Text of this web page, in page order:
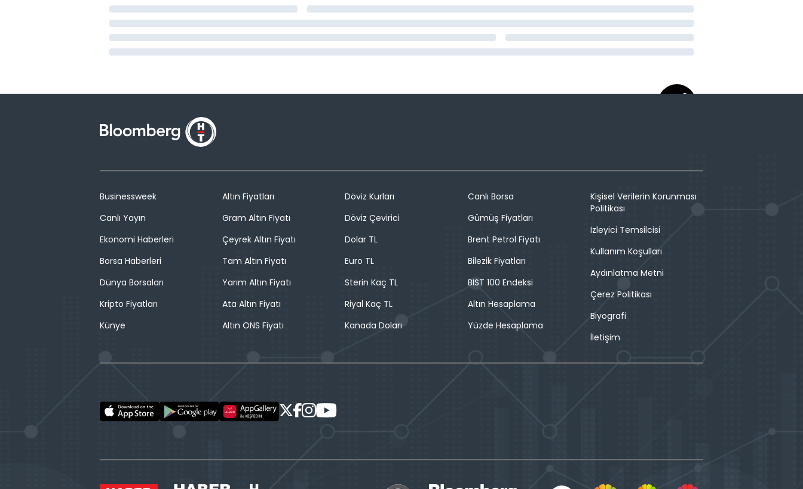
Businessweek
Canlı Yayın
Ekonomi Haberleri
Borsa Haberleri
Dünya Borsaları
Kripto Fiyatları
Künye
Altın Fiyatları
Gram Altın Fiyatı
Çeyrek Altın Fiyatı
Tam Altın Fiyatı
Yarım Altın Fiyatı
Ata Altın Fiyatı
Altın ONS Fiyatı
Döviz Kurları
Döviz Çevirici
Dolar TL
Euro TL
Sterin Kaç TL
Riyal Kaç TL
Kanada Doları
Canlı Borsa
Gümüş Fiyatları
Brent Petrol Fiyatı
Bilezik Fiyatları
BIST 100 Endeksi
Altın Hesaplama
Yüzde Hesaplama
Kişisel Verilerin Korunması
Politikası
İzleyici Temsilcisi
Kullanım Koşulları
Aydınlatma Metni
Çerez Politikası
Biyografi
İletişim